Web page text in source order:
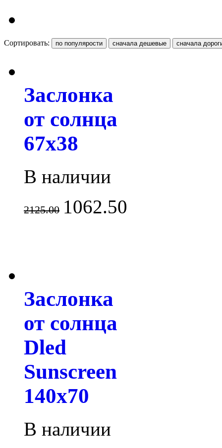
Сортировать:
Заслонка
от солнца
67x38
В наличии
2125.00 1062.50
Заслонка
от солнца
Dled
Sunscreen
140x70
В наличии